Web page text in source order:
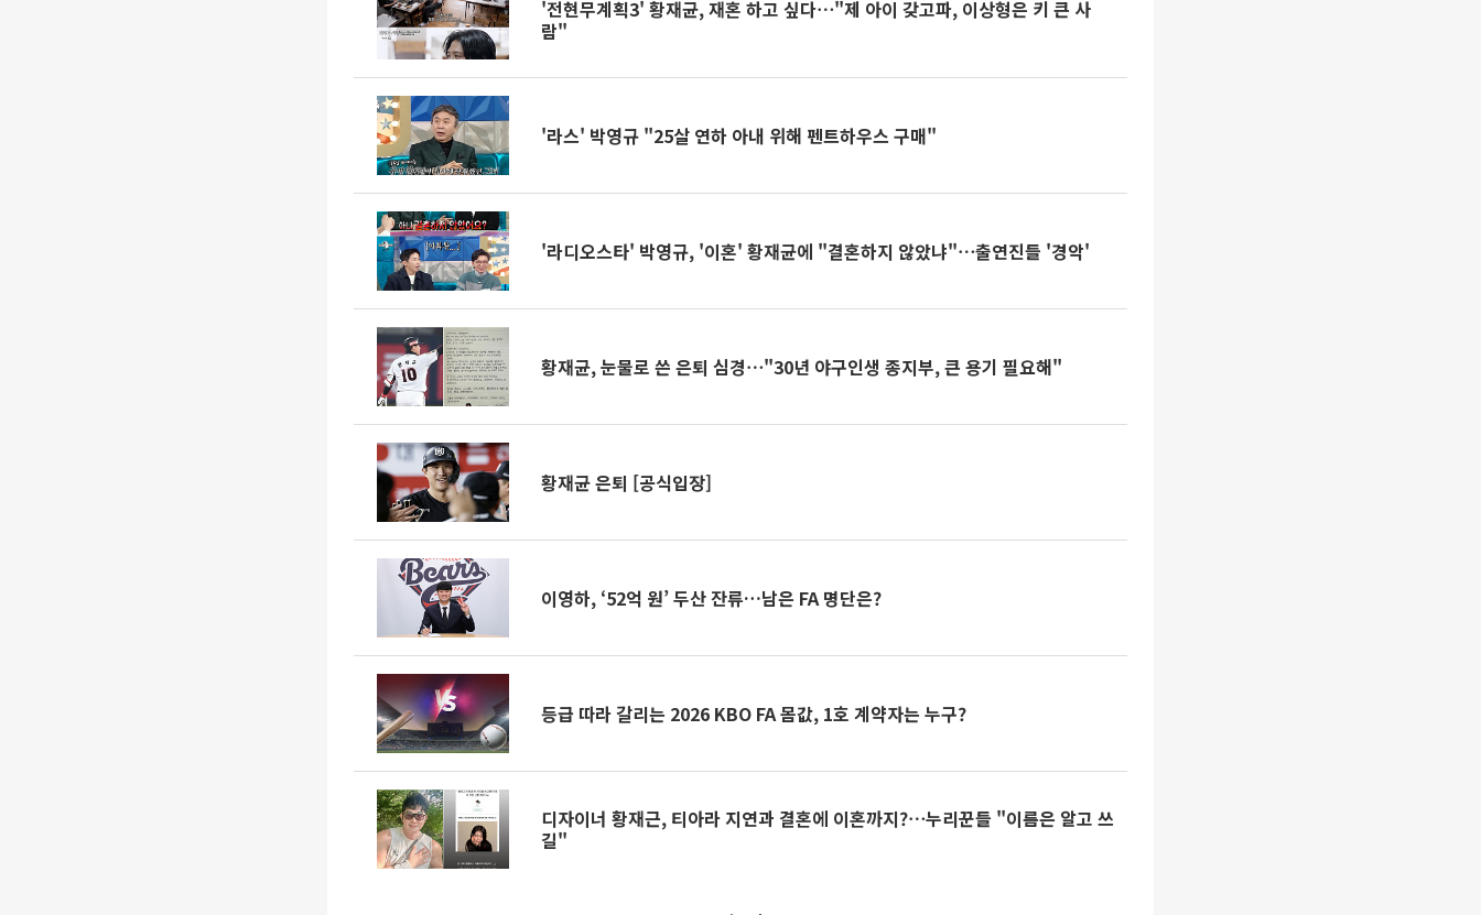
'전현무계획3' 황재균, 재혼 하고 싶다⋯"제 아이 갖고파, 이상형은 키 큰 사
람"
'라스' 박영규 "25살 연하 아내 위해 펜트하우스 구매"
'라디오스타' 박영규, '이혼' 황재균에 "결혼하지 않았냐"⋯출연진들 '경악'
황재균, 눈물로 쓴 은퇴 심경⋯"30년 야구인생 종지부, 큰 용기 필요해"
황재균 은퇴 [공식입장]
이영하, ‘52억 원’ 두산 잔류…남은 FA 명단은?
등급 따라 갈리는 2026 KBO FA 몸값, 1호 계약자는 누구?
디자이너 황재근, 티아라 지연과 결혼에 이혼까지?⋯누리꾼들 "이름은 알고 쓰
길"